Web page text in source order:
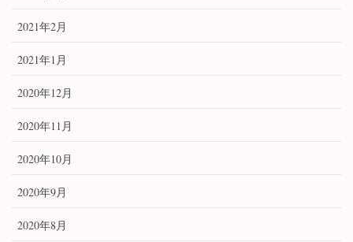
2021年2月
2021年1月
2020年12月
2020年11月
2020年10月
2020年9月
2020年8月